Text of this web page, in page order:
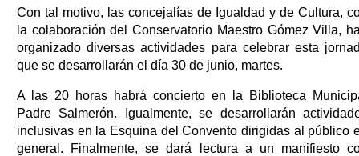
Con tal motivo, las concejalías de Igualdad y de Cultura,
la colaboración del Conservatorio Maestro Gómez Villa,
organizado diversas actividades para celebrar esta
que se desarrollarán el día 30 de junio, martes.
A las 20 horas habrá concierto en la Biblioteca
Padre Salmerón. Igualmente, se desarrollarán
inclusivas en la Esquina del Convento dirigidas al público
general. Finalmente, se dará lectura a un manifiesto